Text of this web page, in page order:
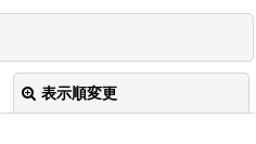
表示順変更